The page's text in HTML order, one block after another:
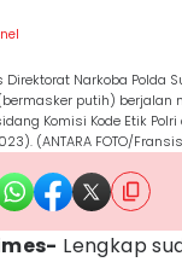
Narkoba Polda
putih) berjalan
Komisi Kode Etik
(ANTARA FOTO/
Lengkap